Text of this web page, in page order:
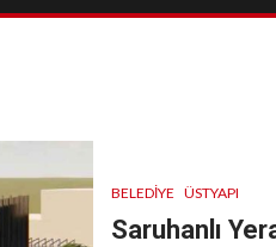
BELEDIYE ÜSTYAPI
Saruhanlı